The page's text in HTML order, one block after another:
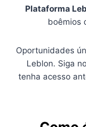
Plataforma
boêmios
Oportunidades
Leblon. Siga
tenha acesso